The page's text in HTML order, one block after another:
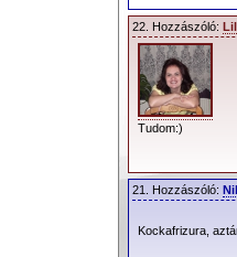
22. Hozzászóló:
Tudom:)
21. Hozzászóló:
Kockafrizura,